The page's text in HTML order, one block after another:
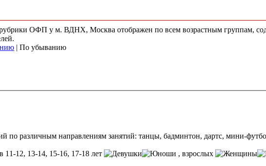
ОФП у м. ВДНХ, Москва отображен по всем возрастным группам,
| По убыванию
по различным направлениям занятий: танцы, бадминтон, дартс, мини-
11-12, 13-14, 15-16, 17-18 лет , взрослых